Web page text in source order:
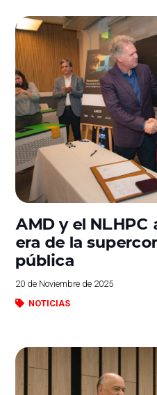
AMD y el NLHPC
era de la
pública
20 de Noviembre de 2025
NOTICIAS